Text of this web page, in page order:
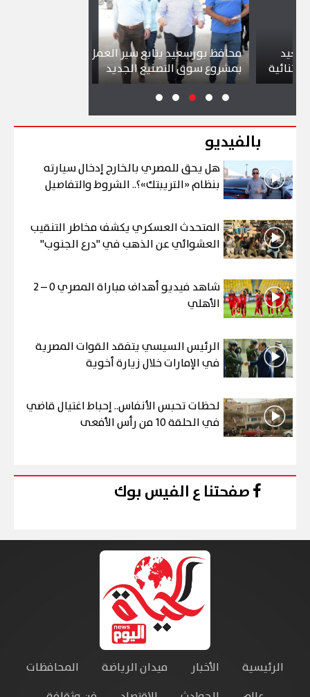
محافظ بورسعيد يتابع سير العمل
بمشروع سوق التصنيع الجديد
بالفيديو
هل يحق للمصري بالخارج إدخال سيارته
بنظام «التريبتك»؟.. الشروط والتفاصيل
المتحدث العسكري يكشف مخاطر التنقيب
العشوائي عن الذهب في "درع الجنوب"
شاهد فيديو أهداف مباراة المصري 0 – 2
الأهلي
الرئيس السيسي يتفقد القوات المصرية
في الإمارات خلال زيارة أخوية
لحظات تحبس الأنفاس.. إحباط اغتيال قاضي
في الحلقة 10 من رأس الأفعى
صفحتنا ع الفيس بوك
الرئيسية الأخبار ميدان الرياضة
المحافظات